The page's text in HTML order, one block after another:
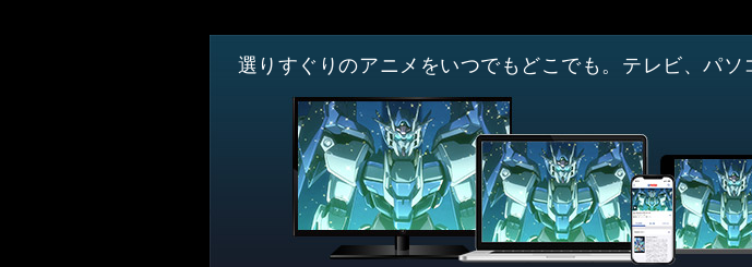
選りすぐりのアニメをいつでもどこでも。テレビ、パ